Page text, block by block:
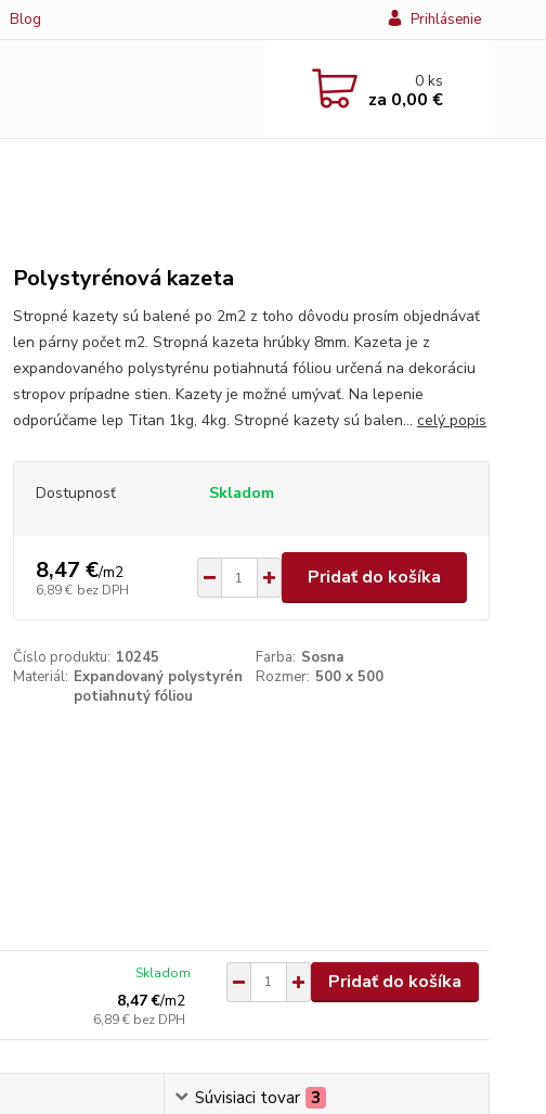
Blog Prihlásenie
0ks
za 0,00 €
Polystyrénová kazeta
Stropné kazety sú balené po 2m2 z toho dôvodu prosím objednávať
len párny počet m2. Stropná kazeta hrúbky 8mm. Kazeta je z
expandovaného polystyrénu potiahnutá fóliou určená na dekoráciu
stropov prípadne stien. Kazety je možné umývať. Na lepenie
odporúčame lep Titan 1kg, 4kg. Stropné kazety sú balen... celý popis
Dostupnosť Skladom
8,47 €/m2
6,89 € bez DPH
Pridať do košíka
Číslo produktu: 10245 Farba: Sosna
Materiál: Expandovaný polystyrén
potiahnutý fóliou
Rozmer: 500 x 500
8,47 €/m2
6,89 € bez DPH
Skladom Pridať do košíka
Súvisiaci tovar 3